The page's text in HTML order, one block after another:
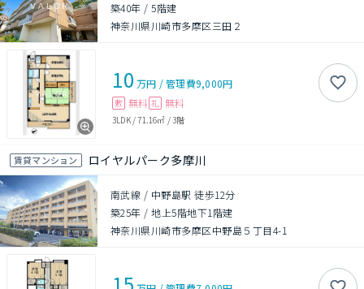
築40年 /5階建
神奈川県川崎市多摩区三田２
10 万円 /管理費9,000円
敷 無料 礼 無料
3LDK/71.16㎡ /3階
賃貸マンション ロイヤルパーク多摩川
南武線 / 中野島駅 徒歩12分
築25年 /地上5階地下1階建
神奈川県川崎市多摩区中野島５丁目4-1
15